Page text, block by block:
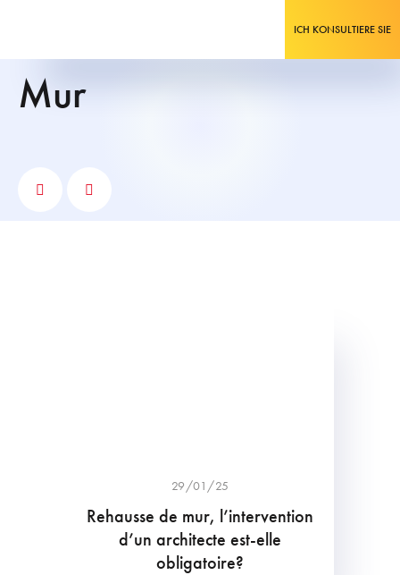
ICH KONSULTIERE SIE
mur
29/01/25
Rehausse de mur, l’intervention
d’un architecte est-elle
obligatoire?